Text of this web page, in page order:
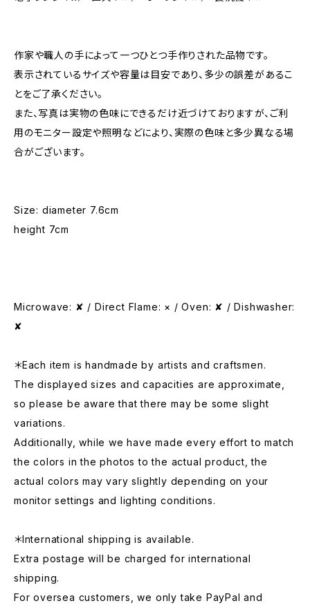
作家や職人の手によって一つひとつ手作りされた品物です。
表示されているサイズや容量は目安であり、多少の誤差があるこ
とをご了承ください。
また、写真は実物の色味にできるだけ近づけておりますが、ご利
用のモニター設定や照明などにより、実際の色味と多少異なる場
合がございます。
Size: diameter 7.6cm
height 7cm
Microwave: ✘ / Direct Flame: × / Oven: ✘ / Dishwasher:
✘
＊Each item is handmade by artists and craftsmen.
The displayed sizes and capacities are approximate,
so please be aware that there may be some slight
variations.
Additionally, while we have made every effort to match
the colors in the photos to the actual product, the
actual colors may vary slightly depending on your
monitor settings and lighting conditions.
＊International shipping is available.
Extra postage will be charged for international
shipping.
For oversea customers, we only take PayPal and